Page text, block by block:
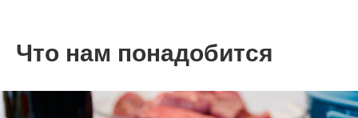
Что нам понадобится